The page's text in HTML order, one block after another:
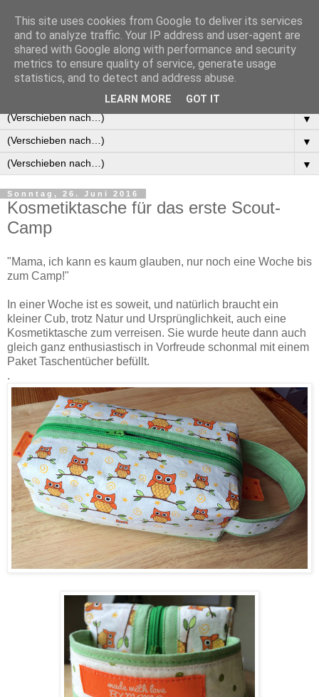
It's your mind that creates this world
▼
▼
▼
Sonntag, 26. Juni 2016
Kosmetiktasche für das erste Scout-
Camp
"Mama, ich kann es kaum glauben, nur noch eine Woche bis
zum Camp!"
In einer Woche ist es soweit, und natürlich braucht ein
kleiner Cub, trotz Natur und Ursprünglichkeit, auch eine
Kosmetiktasche zum verreisen. Sie wurde heute dann auch
gleich ganz enthusiastisch in Vorfreude schonmal mit einem
Paket Taschentücher befüllt.
.
This site uses cookies from Google to deliver its services
and to analyze traffic. Your IP address and user-agent are
shared with Google along with performance and security
metrics to ensure quality of service, generate usage
statistics, and to detect and address abuse.
LEARN MORE GOT IT